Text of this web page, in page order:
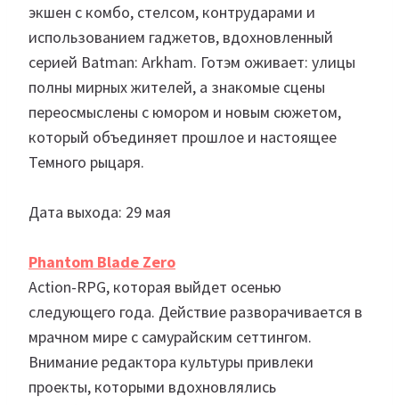
экшен с комбо, стелсом, контрударами и
использованием гаджетов, вдохновленный
серией Batman: Arkham. Готэм оживает: улицы
полны мирных жителей, а знакомые сцены
переосмыслены с юмором и новым сюжетом,
который объединяет прошлое и настоящее
Темного рыцаря.
Дата выхода: 29 мая
Phantom Blade Zero
Action-RPG, которая выйдет осенью
следующего года. Действие разворачивается в
мрачном мире с самурайским сеттингом.
Внимание редактора культуры привлеки
проекты, которыми вдохновлялись